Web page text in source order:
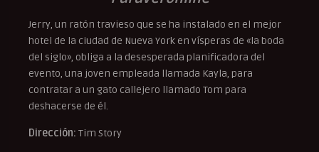
Jerry, un ratón travieso que se ha instalado en el mejor
hotel de la ciudad de Nueva York en vísperas de «la boda
del siglo», obliga a la desesperada planificadora del
evento, una joven empleada llamada Kayla, para
contratar a un gato callejero llamado Tom para
deshacerse de él.
Dirección: Tim Story